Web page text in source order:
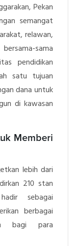
Pekan
semangat
relawan,
sama
pendidikan
satu tujuan
dana untuk
di kawasan
Memberi
lebih dari
210 stan
sebagai
berbagai
bagi para